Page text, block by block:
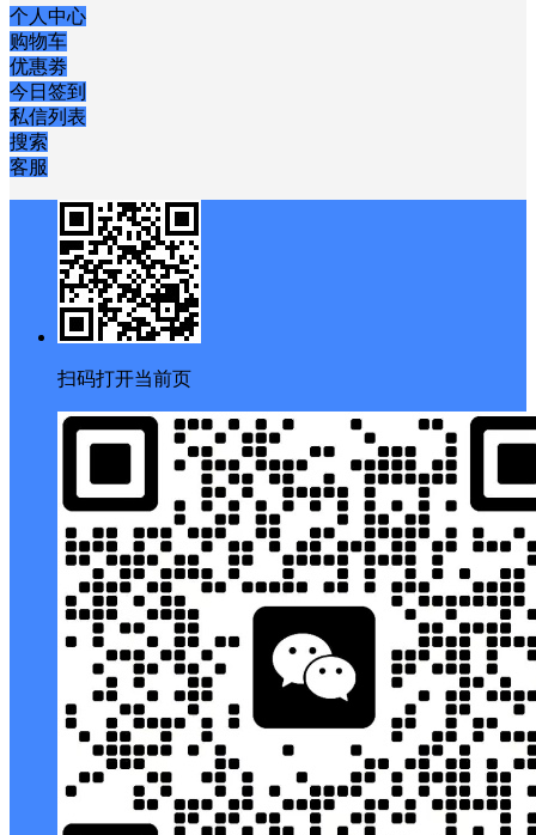
个人中心
购物车
优惠劵
今日签到
私信列表
搜索
客服
扫码打开当前页